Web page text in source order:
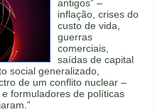
antigos” –
inflação, crises do
custo de vida,
guerras
comerciais,
saídas de capital
social generalizado,
de um conflito nuclear –
formuladores de políticas